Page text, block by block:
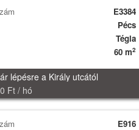
lépésre a Király utcától
Ft / hó
E3384
Pécs
Tégla
60 m2
E916